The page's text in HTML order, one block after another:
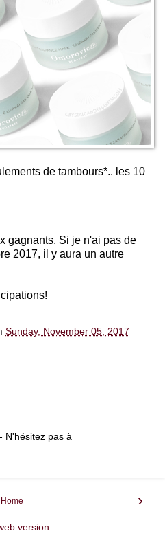
de tambours*.. les 10
gagnants. Si je n'ai pas de
2017, il y aura un autre
Sunday, November 05, 2017
N'hésitez pas à
›
Home
version